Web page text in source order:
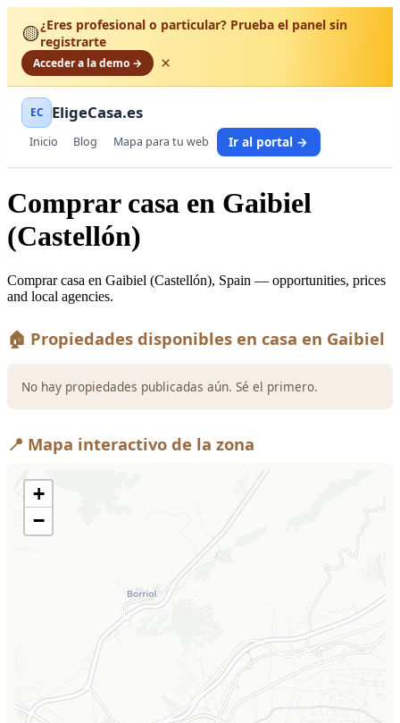
🟡¿Eres profesional o particular? Prueba el panel sin
registrarte
Acceder a la demo → ×
EC EligeCasa.es
Inicio Blog Mapa para tu web Ir al portal →
Comprar casa en Gaibiel
(Castellón)
Comprar casa en Gaibiel (Castellón), Spain — opportunities, prices
and local agencies.
🏠 Propiedades disponibles en casa en Gaibiel
No hay propiedades publicadas aún. Sé el primero.
📍 Mapa interactivo de la zona